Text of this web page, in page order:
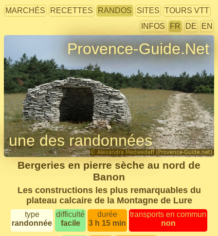
MARCHÉS RECETTES RANDOS SITES
TOURS VTT
INFOS
FR DE EN
Provence-Guide.Net
une des randonnées
Bergeries en pierre sèche au nord de
Banon
Les constructions les plus remarquables du
plateau calcaire de la Montagne de Lure
type
randonnée
difficulté
facile
durée
3 h 15 min
transports en commun
non